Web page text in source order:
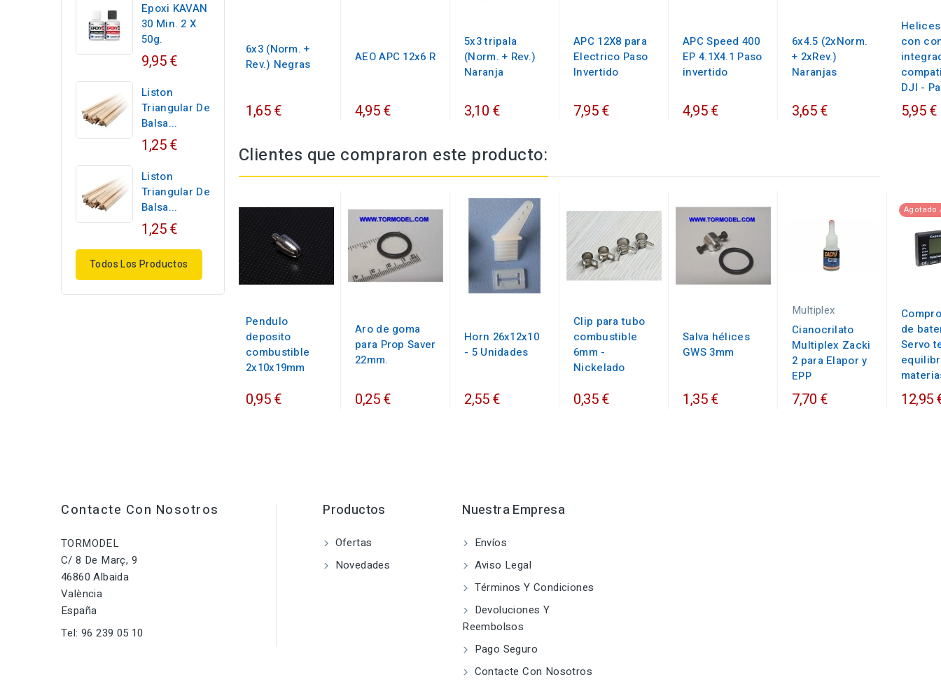
Epoxi KAVAN
30 Min. 2 X
50g.
9,95 €
Liston
Triangular De
Balsa...
1,25 €
Liston
Triangular De
Balsa...
1,25 €
Todos Los Productos
6x3 (Norm. +
Rev.) Negras
1,65 €
AEO APC 12x6 R
4,95 €
5x3 tripala
(Norm. + Rev.)
Naranja
3,10 €
APC 12X8 para
Electrico Paso
Invertido
7,95 €
APC Speed 400
EP 4.1X4.1 Paso
invertido
4,95 €
6x4.5 (2xNorm.
+ 2xRev.)
Naranjas
3,65 €
con
DJI -
5,95 €
Clientes que compraron este producto:
Pendulo
deposito
combustible
2x10x19mm
0,95 €
Aro de goma
para Prop Saver
22mm.
0,25 €
Horn 26x12x10
- 5 Unidades
2,55 €
Clip para tubo
combustible
6mm -
Nickelado
0,35 €
Salva hélices
GWS 3mm
1,35 €
Multiplex
Cianocrilato
Multiplex Zacki
2 para Elapor y
EPP
7,70 €
Agotado
de
Servo
12,95
Contacte Con Nosotros
TORMODEL
C/ 8 De Març, 9
46860 Albaida
València
España
Tel: 96 239 05 10
Productos
Ofertas
Novedades
Nuestra Empresa
Envíos
Aviso Legal
Términos Y Condiciones
Devoluciones Y
Reembolsos
Pago Seguro
Contacte Con Nosotros